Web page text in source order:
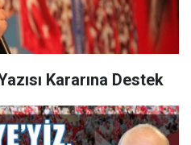
Kararına Destek